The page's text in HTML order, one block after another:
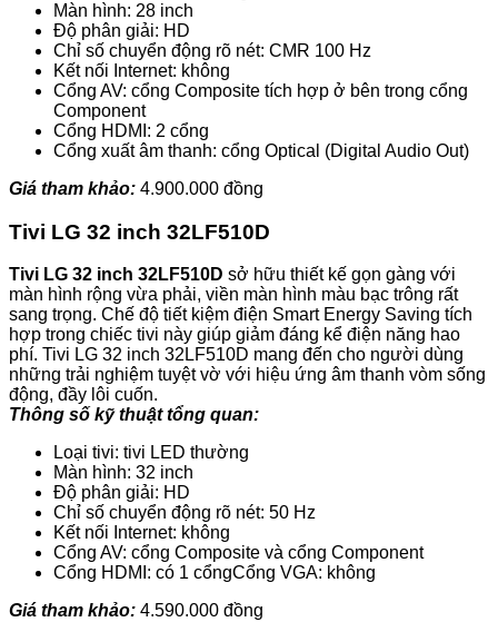
Màn hình: 28 inch
Độ phân giải: HD
Chỉ số chuyển động rõ nét: CMR 100 Hz
Kết nối Internet: không
Cổng AV: cổng Composite tích hợp ở bên trong cổng
Component
Cổng HDMI: 2 cổng
Cổng xuất âm thanh: cổng Optical (Digital Audio Out)
Giá tham khảo: 4.900.000 đồng
Tivi LG 32 inch 32LF510D
Tivi LG 32 inch 32LF510D sở hữu thiết kế gọn gàng với
màn hình rộng vừa phải, viền màn hình màu bạc trông rất
sang trọng. Chế độ tiết kiệm điện Smart Energy Saving tích
hợp trong chiếc tivi này giúp giảm đáng kể điện năng hao
phí. Tivi LG 32 inch 32LF510D mang đến cho người dùng
những trải nghiệm tuyệt vờ với hiệu ứng âm thanh vòm sống
động, đầy lôi cuốn.
Thông số kỹ thuật tổng quan:
Loại tivi: tivi LED thường
Màn hình: 32 inch
Độ phân giải: HD
Chỉ số chuyển động rõ nét: 50 Hz
Kết nối Internet: không
Cổng AV: cổng Composite và cổng Component
Cổng HDMI: có 1 cổngCổng VGA: không
Giá tham khảo: 4.590.000 đồng